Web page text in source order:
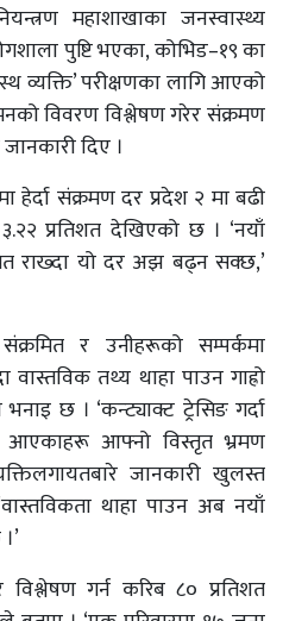
महाशाखाका जनस्वास्थ्य
पुष्टि भएका, कोभिड–१९ का
व्यक्ति’ परीक्षणका लागि आएको
विवरण विश्लेषण गरेर संक्रमण
दिए ।
संक्रमण दर प्रदेश २ मा बढी
प्रतिशत देखिएको छ । ‘नयाँ
राख्दा यो दर अझ बढ्न सक्छ,’
र उनीहरूको सम्पर्कमा
तथ्य थाहा पाउन गाह्रो
छ । ‘कन्ट्याक्ट ट्रेसिङ गर्दा
आएकाहरू आफ्नो विस्तृत भ्रमण
जानकारी खुलस्त
थाहा पाउन अब नयाँ
विश्लेषण गर्न करिब ८० प्रतिशत